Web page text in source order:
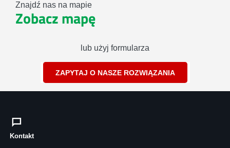
Znajdź nas na mapie
Zobacz mapę
lub użyj formularza
ZAPYTAJ O NASZE ROZWIĄZANIA
Kontakt